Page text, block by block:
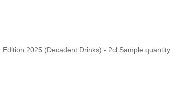
2025 (Decadent Drinks) - 2cl Sample quantity